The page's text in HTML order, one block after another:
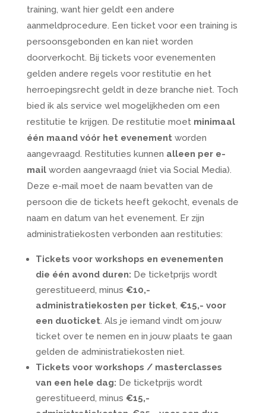
training, want hier geldt een andere
aanmeldprocedure. Een ticket voor een training is
persoonsgebonden en kan niet worden
doorverkocht. Bij tickets voor evenementen
gelden andere regels voor restitutie en het
herroepingsrecht geldt in deze branche niet. Toch
bied ik als service wel mogelijkheden om een
restitutie te krijgen. De restitutie moet minimaal
één maand vóór het evenement worden
aangevraagd. Restituties kunnen alleen per e-
mail worden aangevraagd (niet via Social Media).
Deze e-mail moet de naam bevatten van de
persoon die de tickets heeft gekocht, evenals de
naam en datum van het evenement. Er zijn
administratiekosten verbonden aan restituties:
Tickets voor workshops en evenementen
die één avond duren: De ticketprijs wordt
gerestitueerd, minus €10,-
administratiekosten per ticket, €15,- voor
een duoticket. Als je iemand vindt om jouw
ticket over te nemen en in jouw plaats te gaan
gelden de administratiekosten niet.
Tickets voor workshops / masterclasses
van een hele dag: De ticketprijs wordt
gerestitueerd, minus €15,-